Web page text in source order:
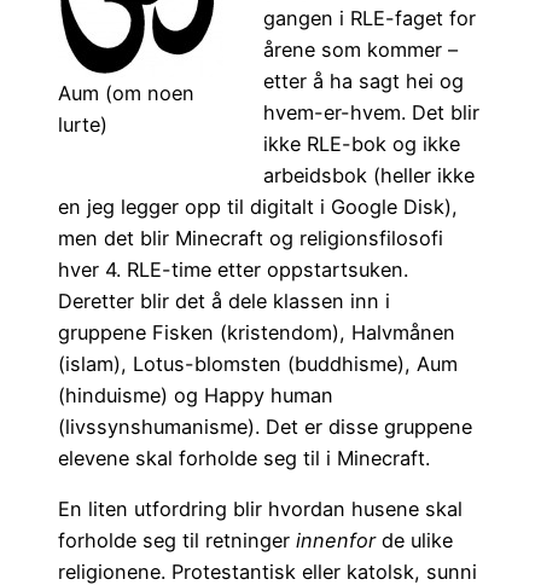
Aum (om noen
lurte)
gangen i RLE-faget for
årene som kommer –
etter å ha sagt hei og
hvem-er-hvem. Det blir
ikke RLE-bok og ikke
arbeidsbok (heller ikke
en jeg legger opp til digitalt i Google Disk),
men det blir Minecraft og religionsfilosofi
hver 4. RLE-time etter oppstartsuken.
Deretter blir det å dele klassen inn i
gruppene Fisken (kristendom), Halvmånen
(islam), Lotus-blomsten (buddhisme), Aum
(hinduisme) og Happy human
(livssynshumanisme). Det er disse gruppene
elevene skal forholde seg til i Minecraft.
En liten utfordring blir hvordan husene skal
forholde seg til retninger innenforde ulike
religionene. Protestantisk eller katolsk, sunni